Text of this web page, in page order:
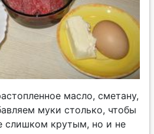
масло, сметану,
муки столько, чтобы
слишком крутым, но и не